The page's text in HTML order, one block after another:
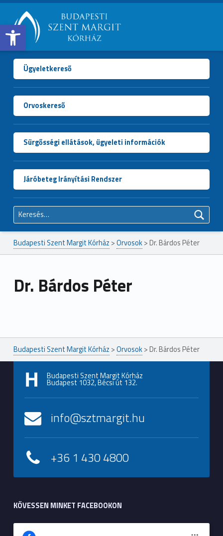
Open toolbar
BUDAPESTI
SZENT
MARGIT
KÓRHÁZ
Ügyeletkereső
Orvoskereső
Sürgősségi ellátások, ügyeleti információk
Járóbeteg Irányítási Rendszer
Keresés:
Budapesti Szent Margit Kórház >Orvosok> Dr. Bárdos Péter
Dr. Bárdos Péter
Budapesti Szent Margit Kórház >Orvosok> Dr. Bárdos Péter
Budapesti Szent Margit Kórház
Budapest 1032, Bécsi út 132.
info@sztmargit.hu
+36 1 430 4800
KÖVESSEN MINKET FACEBOOKON